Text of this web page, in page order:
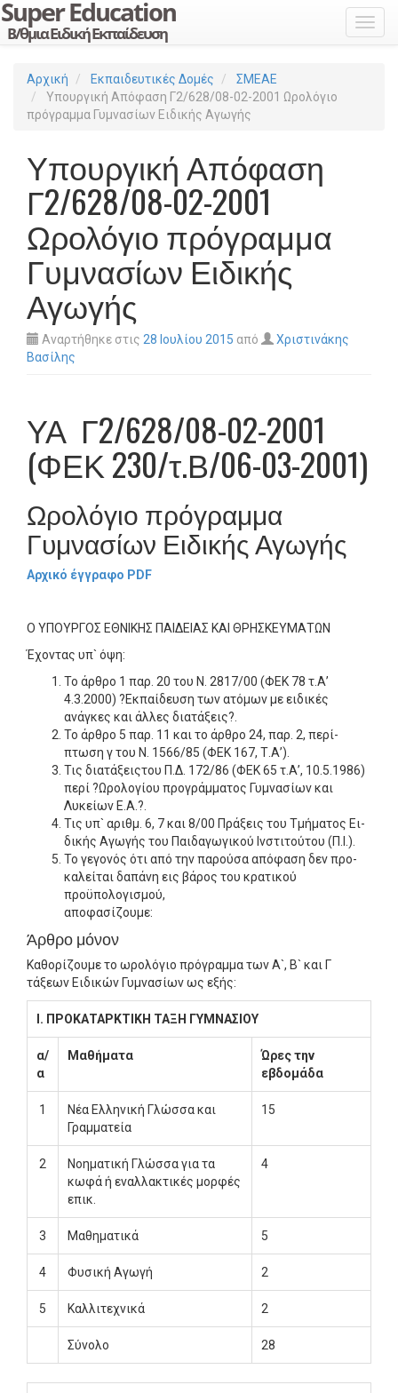
Αρχική Εκπαιδευτικές Δομές
ΣΜΕΑΕ
Υπουργική Απόφαση Γ2/628/08-02-2001 Ωρολόγιο
πρόγραμμα Γυμνασίων Ειδικής Αγωγής
Υπουργική Απόφαση
Γ2/628/08-02-2001
Ωρολόγιο πρόγραμμα
Γυμνασίων Ειδικής
Αγωγής
Αναρτήθηκε στις 28 Ιουλίου 2015 από
Χριστινάκης
Βασίλης
ΥΑ Γ2/628/08-02-2001
(ΦΕΚ 230/τ.Β/06-03-2001)
Ωρολόγιο πρόγραμμα
Γυμνασίων Ειδικής Αγωγής
Αρχικό έγγραφο PDF
Ο ΥΠΟΥΡΓΟΣ ΕΘΝΙΚΗΣ ΠΑΙΔΕΙΑΣ ΚΑΙ ΘΡΗΣΚΕΥΜΑΤΩΝ
Έχοντας υπ` όψη:
Το άρθρο 1 παρ. 20 του Ν. 2817/00 (ΦΕΚ 78 τ.Α’
4.3.2000) ?Εκπαίδευση των ατόμων με ειδικές
ανάγκες και άλλες διατάξεις?.
Το άρθρο 5 παρ. 11 και το άρθρο 24, παρ. 2, περί­
πτωση γ του Ν. 1566/85 (ΦΕΚ 167, Τ.Α’).
Τις διατάξειςτου Π.Δ. 172/86 (ΦΕΚ 65 τ.Α’, 10.5.1986)
περί ?Ωρολογίου προγράμματος Γυμνασίων και
Λυκείων Ε.Α.?.
Τις υπ` αριθμ. 6, 7 και 8/00 Πράξεις του Τμήματος Ει­
δικής Αγωγής του Παιδαγωγικού Ινστιτούτου (Π.Ι.).
Το γεγονός ότι από την παρούσα απόφαση δεν προ­
καλείται δαπάνη εις βάρος του κρατικού
προϋπολογι­σμού,
αποφασίζουμε:
Άρθρο μόνον
Καθορίζουμε το ωρολόγιο πρόγραμμα των Α`, Β` και Γ
τάξεων Ειδικών Γυμνασίων ως εξής:
Ι. ΠΡΟΚΑΤΑΡΚΤΙΚΗ ΤΑΞΗ ΓΥΜΝΑΣΙΟΥ
α/
α
Μαθήματα
Ώρες την
εβδομάδα
1
Νέα Ελληνική Γλώσσα και
Γραμματεία
15
2
Νοηματική Γλώσσα για τα
κωφά ή εναλλακτικές μορφές
επικ.
4
3 Μαθηματικά 5
4 Φυσική Αγωγή 2
5 Καλλιτεχνικά 2
Σύνολο 28